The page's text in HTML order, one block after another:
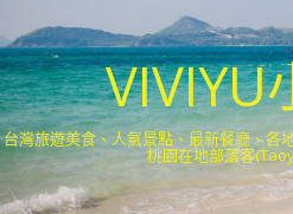
VIVIYU
台灣旅遊美食、人氣景點、最新餐廳、各
桃園在地部落客